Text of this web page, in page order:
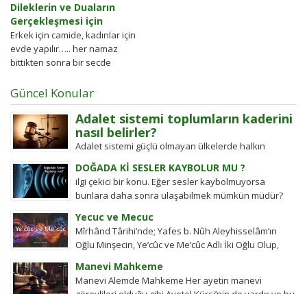
Dileklerin ve Duaların
Gerçekleşmesi için
Erkek için camide, kadınlar için
evde yapılır….. her namaz
bittikten sonra bir secde
sure-i fatiha
okuyacaksiniz…..“iyyake
nabudü...
Güncel Konular
Adalet sistemi toplumların kaderini
nasıl belirler?
Adalet sistemi güçlü olmayan ülkelerde halkın
değişim gücü tarihten bugüne toplumsal hareketleri
şekillendirdi. Detayları keşfedin!
DOĞADA Kİ SESLER KAYBOLUR MU ?
ilgi çekici bir konu. Eğer sesler kaybolmuyorsa
bunlara daha sonra ulaşabilmek mümkün müdür?
Yecuc ve Mecuc
Mîrhând Târihi’nde; Yafes b. Nûh Aleyhisselâm’ın
Oğlu Minşecin, Ye’cûc ve Me’cûc Adlı İki Oğlu Olup,
Manevi Mahkeme
Manevi Alemde Mahkeme Her ayetin manevi